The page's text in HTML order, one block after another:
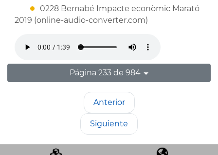
0228 Bernabé Impacte econòmic Marató
2019 (online-audio-converter.com)
Página 233 de 984
Anterior
Siguiente